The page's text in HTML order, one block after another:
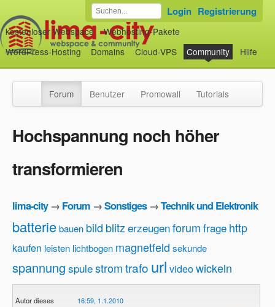
kostenloser Webspace
Webhosting-Pakete
WordPress-Hosting
Domains Cloud-VPS Community Hilfe
Login Registrierung
Forum Benutzer Promowall Tutorials
Hochspannung noch höher
transformieren
lima-city→ Forum →Sonstiges→Technik und Elektronik
batteriebauen bild blitz erzeugenforum frage http
kaufen leisten lichtbogen magnetfeld sekunde
spannung spulestromtrafo url videowickeln
Autor dieses
16:59, 1.1.2010